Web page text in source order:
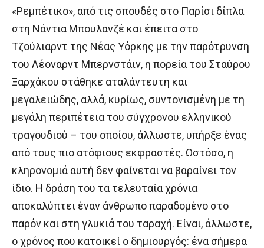
«Ρεμπέτικο», από τις σπουδές στο Παρίσι δίπλα
στη Νάντια Μπουλανζέ και έπειτα στο
Τζούλιαρντ της Νέας Υόρκης με την παρότρυνση
του Λέοναρντ Μπερνστάιν, η πορεία του Σταύρου
Ξαρχάκου στάθηκε αταλάντευτη και
μεγαλειώδης, αλλά, κυρίως, συντονισμένη με τη
μεγάλη περιπέτεια του σύγχρονου ελληνικού
τραγουδιού – του οποίου, άλλωστε, υπήρξε ένας
από τους πιο ατόφιους εκφραστές. Ωστόσο, η
κληρονομιά αυτή δεν φαίνεται να βαραίνει τον
ίδιο. Η δράση του τα τελευταία χρόνια
αποκαλύπτει έναν άνθρωπο παραδομένο στο
παρόν και στη γλυκιά του ταραχή. Είναι, άλλωστε,
ο χρόνος που κατοικεί ο δημιουργός: ένα σήμερα